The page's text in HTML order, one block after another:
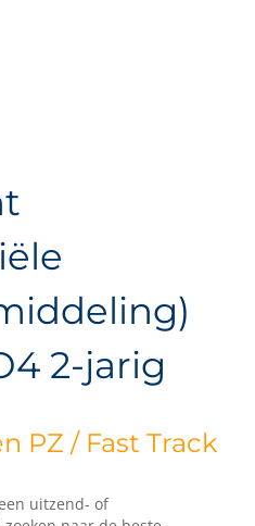
2-jarig
PZ / Fast Track
uitzend- of